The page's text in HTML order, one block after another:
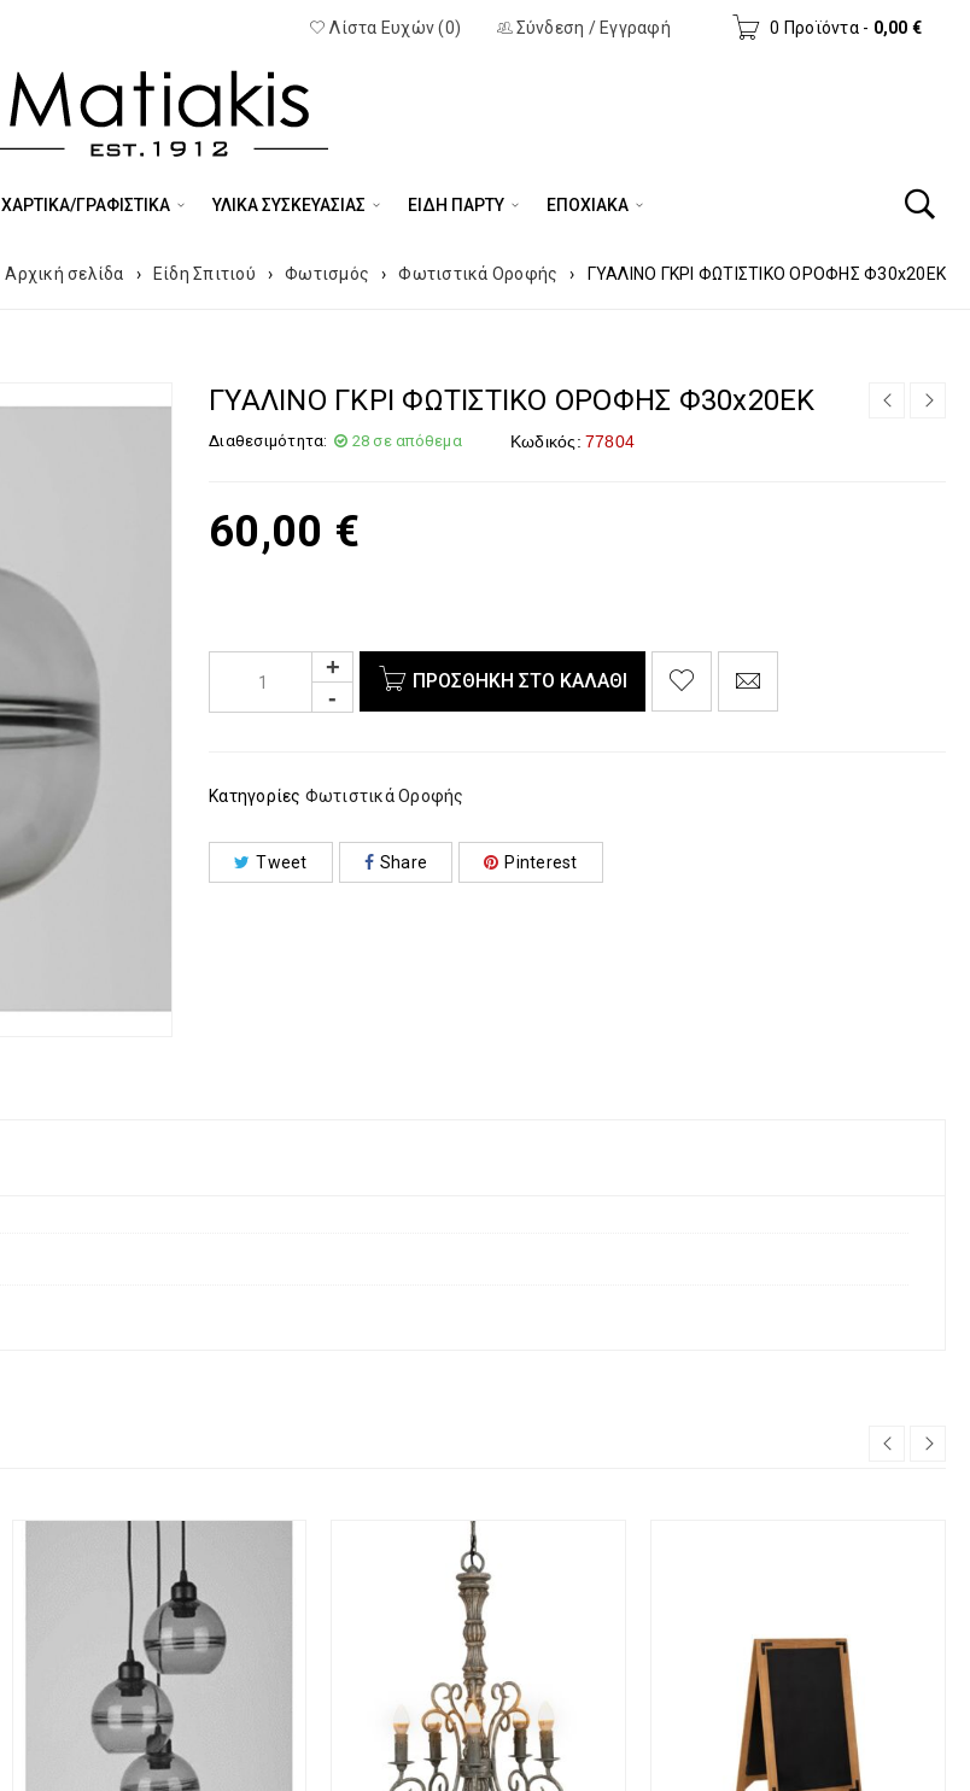
0 Προϊόντα - 0,00 €
Σύνδεση / Εγγραφή
Λίστα Ευχών (0)
ΧΑΡΤΙΚΑ/ΓΡΑΦΙΣΤΙΚΑ ΥΛΙΚΑ ΣΥΣΚΕΥΑΣΙΑΣ ΕΊΔΗ ΠΆΡΤΥ ΕΠΟΧΙΑΚΑ
Αρχική σελίδα › Είδη Σπιτιού › Φωτισμός › Φωτιστικά Οροφής › ΓΥΑΛΙΝΟ ΓΚΡΙ ΦΩΤΙΣΤΙΚΟ ΟΡΟΦΗΣ Φ30x20EK
ΓΥΑΛΙΝΟ ΓΚΡΙ ΦΩΤΙΣΤΙΚΟ ΟΡΟΦΗΣ Φ30x20EK
Διαθεσιμότητα: 28 σε απόθεμα Κωδικός: 77804
60,00 €
ΠΡΟΣΘΉΚΗ ΣΤΟ ΚΑΛΆΘΙ
Κατηγορίες Φωτιστικά Οροφής
Tweet Share Pinterest